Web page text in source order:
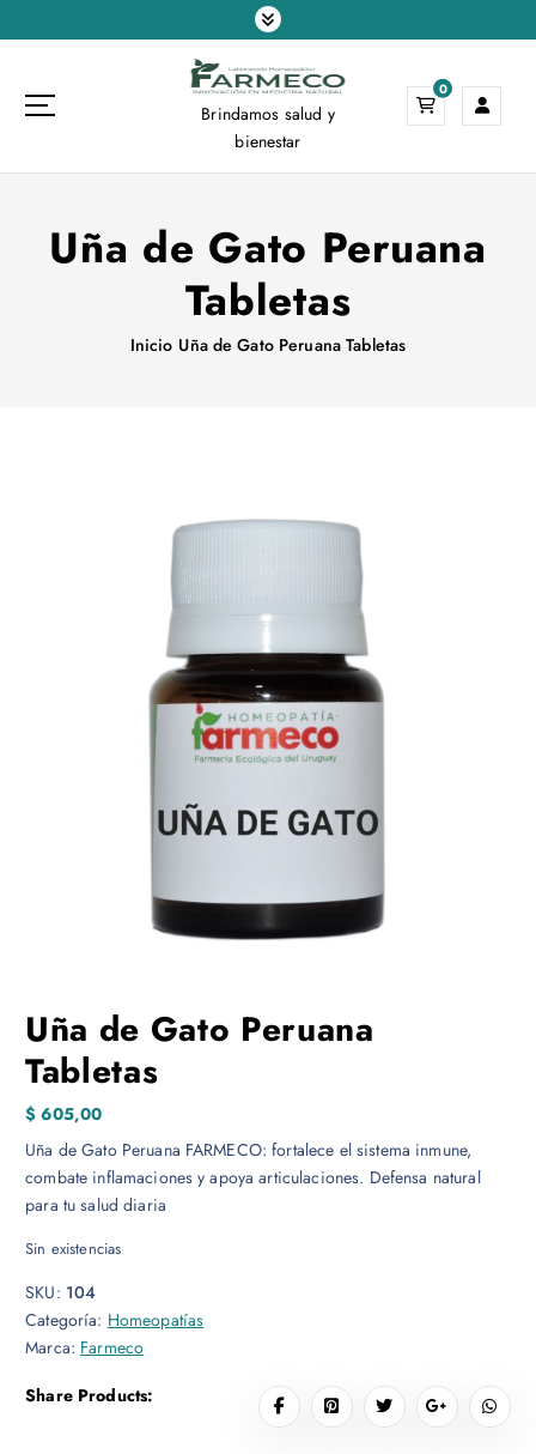
a
a
Brindamos salud y
bienestar
0
Uña de Gato Peruana
Tabletas
Inicio Uña de Gato Peruana Tabletas
Uña de Gato Peruana
Tabletas
$ 605,00
Uña de Gato Peruana FARMECO: fortalece el sistema inmune,
combate inflamaciones y apoya articulaciones. Defensa natural
para tu salud diaria
Sin existencias
SKU: 104
Categoría: Homeopatías
Marca: Farmeco
Share Products: